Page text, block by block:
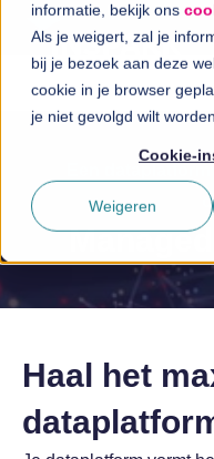
informatie, bekijk ons
Als je weigert, zal je
bij je bezoek aan deze
cookie in je browser
je niet gevolgd wilt
Cookie-
Weigeren
Nederlands
Oplossingen
Branches
InSpiratiecentrum
Direct in
Een
Haal het